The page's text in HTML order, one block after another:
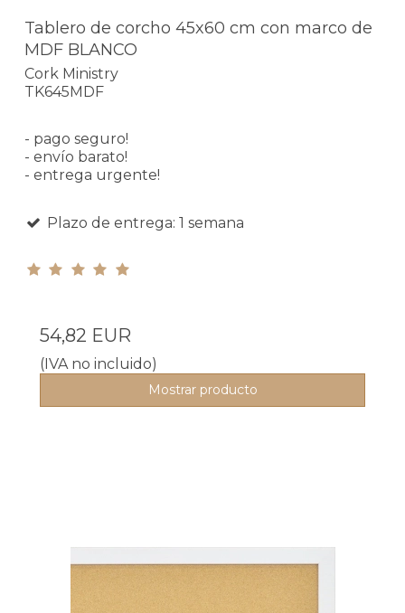
Tablero de corcho 45x60 cm con marco de
MDF BLANCO
Cork Ministry
TK645MDF
- pago seguro!
- envío barato!
- entrega urgente!
Plazo de entrega: 1 semana
54,82 EUR
(IVA no incluido)
Mostrar producto